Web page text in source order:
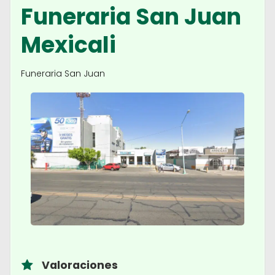
Funeraria San Juan
Mexicali
Funeraria San Juan
Valoraciones